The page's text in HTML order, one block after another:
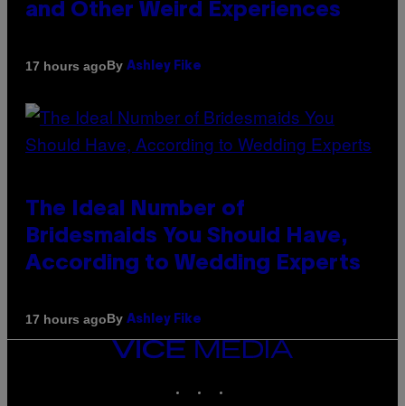
and Other Weird Experiences
17 hours agoBy Ashley Fike
The Ideal Number of
Bridesmaids You Should Have,
According to Wedding Experts
17 hours agoBy Ashley Fike
VICE